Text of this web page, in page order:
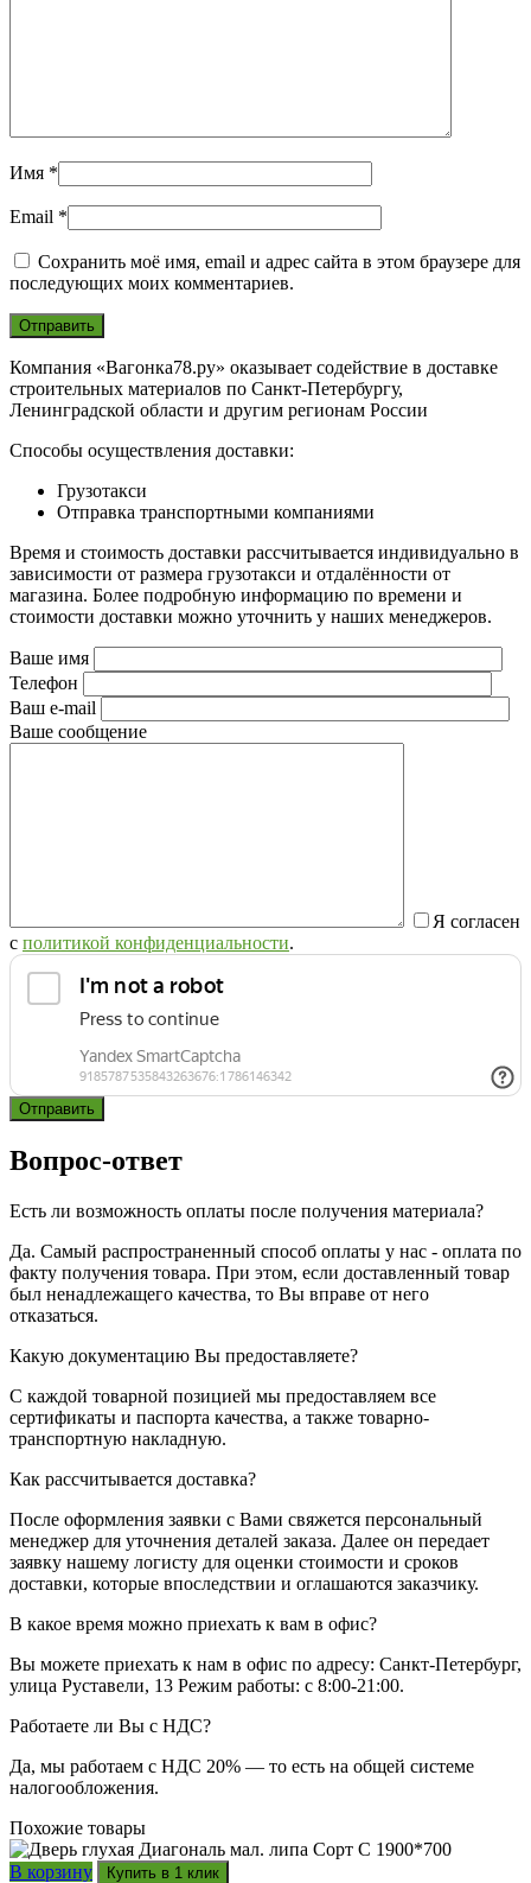
Имя *
Email *
Сохранить моё имя, email и адрес сайта в этом браузере для
последующих моих комментариев.
Компания «Вагонка78.ру» оказывает содействие в доставке
строительных материалов по Санкт-Петербургу,
Ленинградской области и другим регионам России
Способы осуществления доставки:
Грузотакси
Отправка транспортными компаниями
Время и стоимость доставки рассчитывается индивидуально в
зависимости от размера грузотакси и отдалённости от
магазина. Более подробную информацию по времени и
стоимости доставки можно уточнить у наших менеджеров.
Ваше имя
Телефон
Ваш e-mail
Ваше сообщение
Я согласен
с политикой конфиденциальности.
Вопрос-ответ
Есть ли возможность оплаты после получения материала?
Да. Самый распространенный способ оплаты у нас - оплата по
факту получения товара. При этом, если доставленный товар
был ненадлежащего качества, то Вы вправе от него
отказаться.
Какую документацию Вы предоставляете?
С каждой товарной позицией мы предоставляем все
сертификаты и паспорта качества, а также товарно-
транспортную накладную.
Как рассчитывается доставка?
После оформления заявки с Вами свяжется персональный
менеджер для уточнения деталей заказа. Далее он передает
заявку нашему логисту для оценки стоимости и сроков
доставки, которые впоследствии и оглашаются заказчику.
В какое время можно приехать к вам в офис?
Вы можете приехать к нам в офис по адресу: Санкт-Петербург,
улица Руставели, 13 Режим работы: с 8:00-21:00.
Работаете ли Вы с НДС?
Да, мы работаем с НДС 20% — то есть на общей системе
налогообложения.
Похожие товары
В корзину Купить в 1 клик